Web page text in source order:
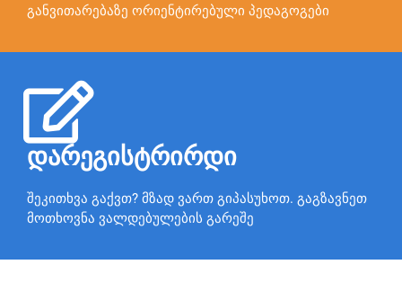
განვითარებაზე ორიენტირებული პედაგოგები
დარეგისტრირდი
შეკითხვა გაქვთ? მზად ვართ გიპასუხოთ. გაგზავნეთ
მოთხოვნა ვალდებულების გარეშე